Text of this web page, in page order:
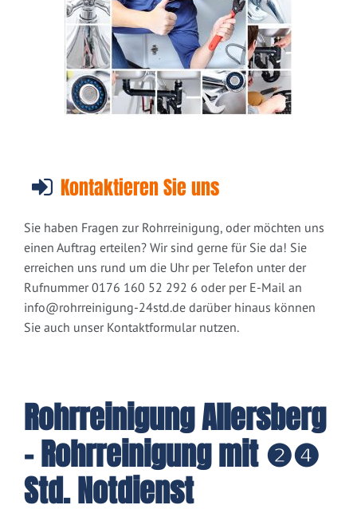
Kontaktieren Sie uns
Sie haben Fragen zur Rohrreinigung, oder möchten uns
einen Auftrag erteilen? Wir sind gerne für Sie da! Sie
erreichen uns rund um die Uhr per Telefon unter der
Rufnummer 0176 160 52 292 6 oder per E-Mail an
info@rohrreinigung-24std.de darüber hinaus können
Sie auch unser Kontaktformular nutzen.
Rohrreinigung Allersberg
- Rohrreinigung mit ❷❹
Std. Notdienst